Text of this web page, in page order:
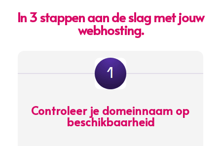
In 3 stappen aan de slag met jouw
webhosting.
Controleer je domeinnaam op
beschikbaarheid